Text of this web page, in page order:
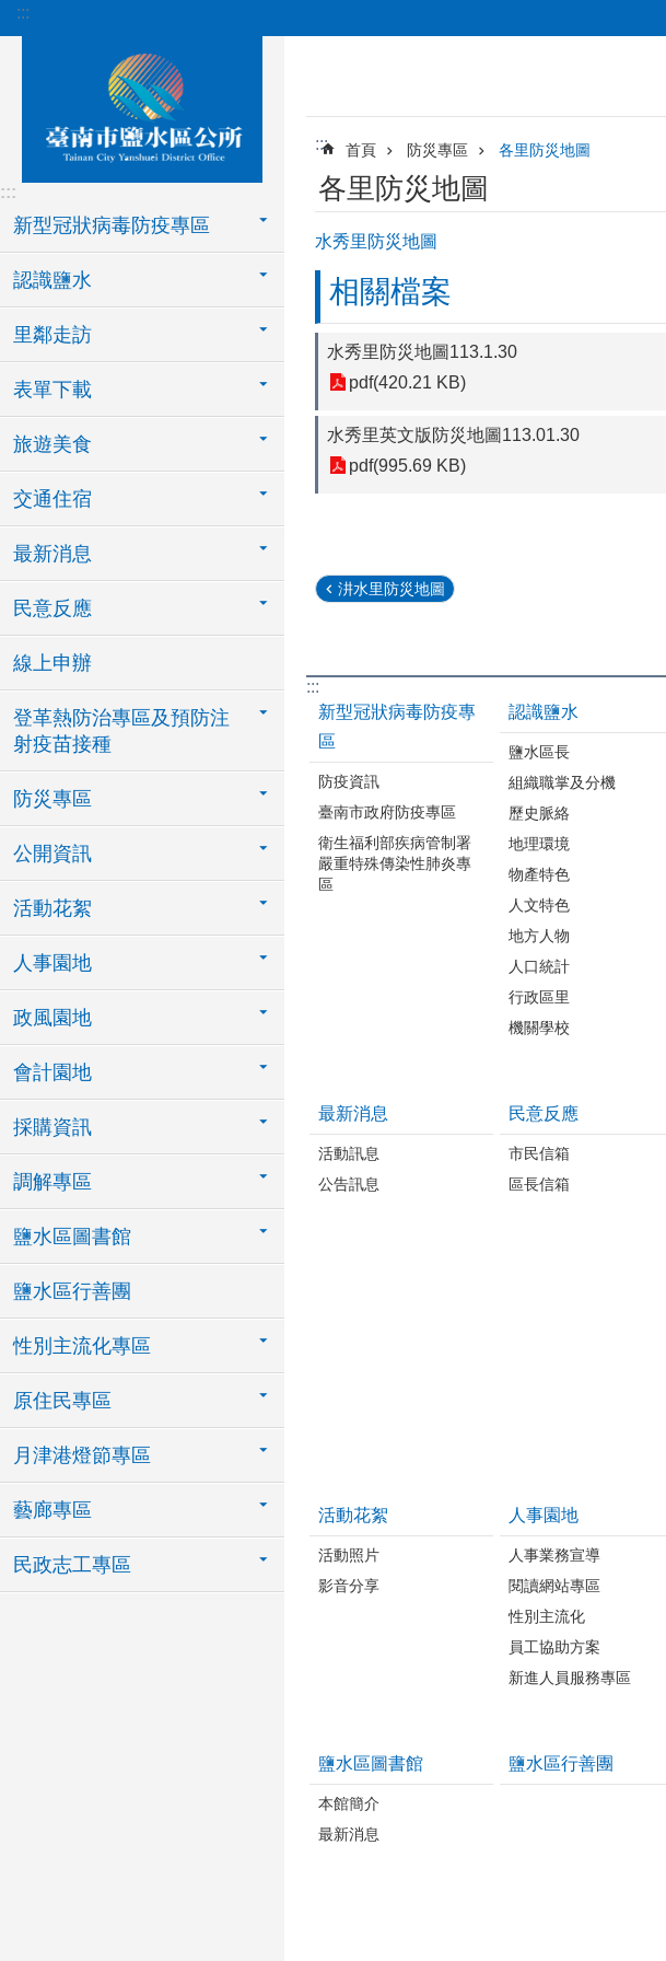
跳到主要內容區塊
:::
:::
新型冠狀病毒防疫專區
認識鹽水
里鄰走訪
表單下載
旅遊美食
交通住宿
最新消息
民意反應
線上申辦
登革熱防治專區及預防注
射疫苗接種
防災專區
公開資訊
活動花絮
人事園地
政風園地
會計園地
採購資訊
調解專區
鹽水區圖書館
鹽水區行善團
性別主流化專區
原住民專區
月津港燈節專區
藝廊專區
民政志工專區
::: 首頁 防災專區 各里防災地圖
各里防災地圖
水秀里防災地圖
相關檔案
水秀里防災地圖113.1.30
pdf(420.21 KB)
水秀里英文版防災地圖113.01.30
pdf(995.69 KB)
汫水里防災地圖
:::
新型冠狀病毒防疫專
區
防疫資訊
臺南市政府防疫專區
衛生福利部疾病管制署
嚴重特殊傳染性肺炎專
區
認識鹽水
鹽水區長
組織職掌及分機
歷史脈絡
地理環境
物產特色
人文特色
地方人物
人口統計
行政區里
機關學校
最新消息
活動訊息
公告訊息
民意反應
市民信箱
區長信箱
活動花絮
活動照片
影音分享
人事園地
人事業務宣導
閱讀網站專區
性別主流化
員工協助方案
新進人員服務專區
鹽水區圖書館
本館簡介
最新消息
鹽水區行善團